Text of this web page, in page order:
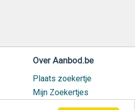
Over Aanbod.be
Plaats zoekertje
Mijn Zoekertjes
Contact / Helpdesk